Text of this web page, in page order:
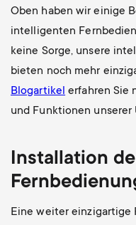
Oben haben wir einige
intelligenten
keine Sorge, unsere
bieten noch mehr
Blogartikel erfahren Sie
und Funktionen
Installation
Eine weiter einzigartige